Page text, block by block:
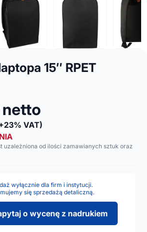
15″ RPET
netto
VAT)
uzależniona od ilości zamawianych sztuk oraz
wyłącznie dla firm i instytucji.
się sprzedażą detaliczną.
o wycenę z nadrukiem